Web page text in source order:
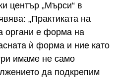
център „Мърси“ в
„Практиката на
органи е форма на
ѝ форма и ние като
имаме не само
да подкрепим